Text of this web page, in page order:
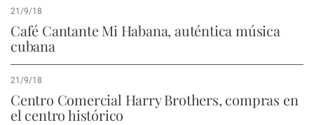
21/9/18
Café Cantante Mi Habana, auténtica música
cubana
21/9/18
Centro Comercial Harry Brothers, compras en
el centro histórico